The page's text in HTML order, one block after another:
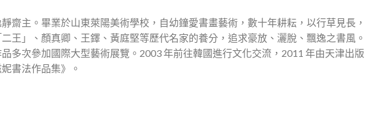
齋主。畢業於山東萊陽美術學校，自幼鐘愛書畫藝術，數十年耕耘，以行草見長，
王」、顏真卿、王鐸、黃庭堅等歷代名家的養分，追求豪放、灑脫、飄逸之書風。
多次參加國際大型藝術展覽。2003 年前往韓國進行文化交流，2011 年由天津出版
妮書法作品集》。